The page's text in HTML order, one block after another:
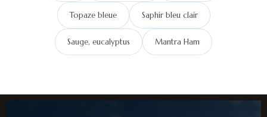
Topaze bleue Saphir bleu clair
Sauge, eucalyptus Mantra Ham